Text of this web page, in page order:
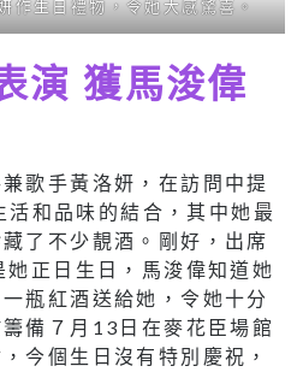
作生日禮物，令她大感驚喜。
演 獲馬浚偉
歌手黃洛妍，在訪問中提
和品味的結合，其中她最
了不少靚酒。剛好，出席
正日生日，馬浚偉知道她
瓶紅酒送給她，令她十分
備７月13日在麥花臣場館
今個生日沒有特別慶祝，